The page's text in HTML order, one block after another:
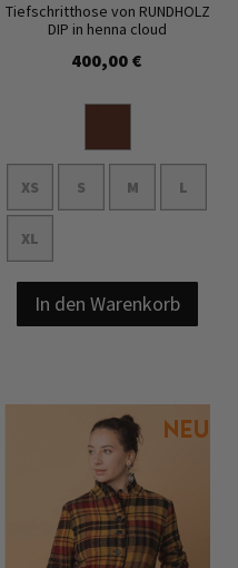
Tiefschritthose von RUNDHOLZ
DIP in henna cloud
400,00 €
XS S M L
XL
In den Warenkorb